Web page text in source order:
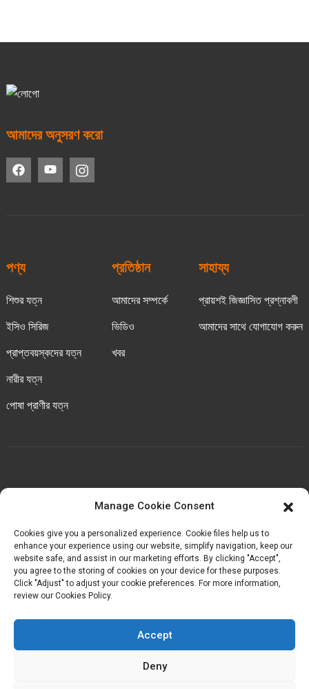
আমাদের অনুসরণ করো
পণ্য
শিশুর যত্ন
ইসিও সিরিজ
প্রাপ্তবয়স্কদের যত্ন
নারীর যত্ন
পোষা প্রাণীর যত্ন
প্রতিষ্ঠান
আমাদের সম্পর্কে
ভিডিও
খবর
সাহায্য
প্রায়শই জিজ্ঞাসিত প্রশ্নাবলী
আমাদের সাথে যোগাযোগ করুন
আমাদের সাথে যোগাযোগ করুন
চেংবেই ইন্ডাস্ট্রিয়াল পার্ক, লুওচেং টাউন, হুয়ান কাউন্টি, কোয়ানঝো,
ফুজিয়ান, চীন।
+৮৬-১৮৬৯৮৩৬৮৭১৬
Manage Cookie Consent
Cookies give you a personalized experience. Cookie files help us to
enhance your experience using our website, simplify navigation, keep our
website safe, and assist in our marketing efforts. By clicking "Accept",
you agree to the storing of cookies on your device for these purposes.
Click "Adjust" to adjust your cookie preferences. For more information,
review our Cookies Policy.
Accept
Deny